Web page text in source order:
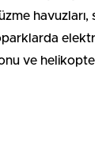
havuzları,
ve